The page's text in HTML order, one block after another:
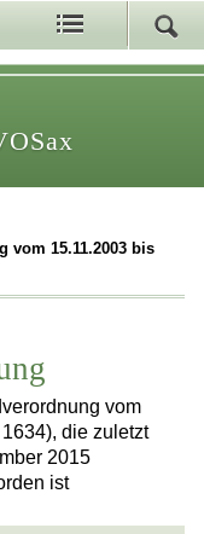
vom 15.11.2003 bis
vom
die zuletzt
2015
ist